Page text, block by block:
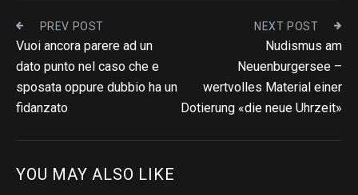
PREV POST
Vuoi ancora parere ad un
dato punto nel caso che e
sposata oppure dubbio ha un
fidanzato
NEXT POST
Nudismus am
Neuenburgersee –
wertvolles Material einer
Dotierung «die neue Uhrzeit»
YOU MAY ALSO LIKE